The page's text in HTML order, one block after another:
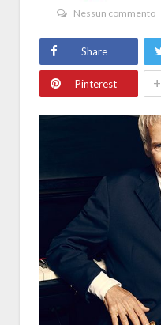
Nessun commento
Share
Pinterest +